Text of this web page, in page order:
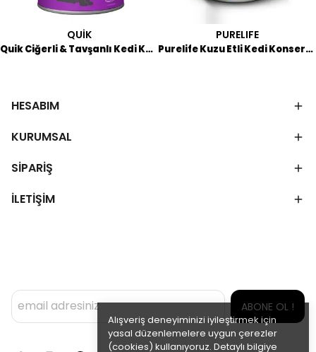
Alışveriş deneyiminizi iyileştirmek için
yasal düzenlemelere uygun çerezler
(cookies) kullanıyoruz. Detaylı bilgiye
QUİK
Quik Ciğerli & Tavşanlı Kedi Konserve 415 GR
PURELIFE
Purelife Kuzu Etli Kedi Konservesi 400 GR
HESABIM
KURUMSAL
SİPARİŞ
İLETİŞİM
ABONE OL !